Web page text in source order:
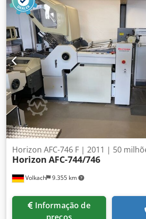
2.700 mm Largura: aprox. 1.050 mm
mm Peso: aprox. 1.050 kg
Volkach 9.355 km
Horizon AFC-746 F | 2011 | 50
Horizon AFC-744/746